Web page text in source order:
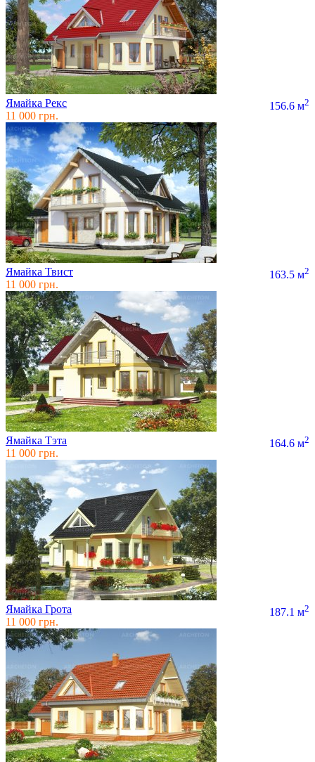
Ямайка Рекс 156.6 м2
11 000 грн.
Ямайка Твист 163.5 м2
11 000 грн.
Ямайка Тэта 164.6 м2
11 000 грн.
Ямайка Грота 187.1 м2
11 000 грн.